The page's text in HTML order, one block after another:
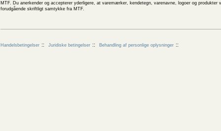
MTF. Du anerkender og accepterer yderligere, at varemærker, kendetegn, varenavne, logoer og
forudgående skriftligt samtykke fra MTF.
Handelsbetingelser Juridiske betingelser Behandling af personlige oplysninger